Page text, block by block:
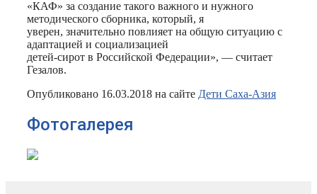
«КАФ» за создание такого важного и нужного
методического сборника, который, я
уверен, значительно повлияет на общую ситуацию с
адаптацией и социализацией
детей-сирот в Российской Федерации», — считает
Гезалов.
Опубликовано 16.03.2018 на сайте Дети Саха-Азия
Фотогалерея